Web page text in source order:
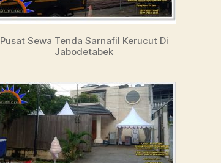
Pusat Sewa Tenda Sarnafil Kerucut Di
Jabodetabek